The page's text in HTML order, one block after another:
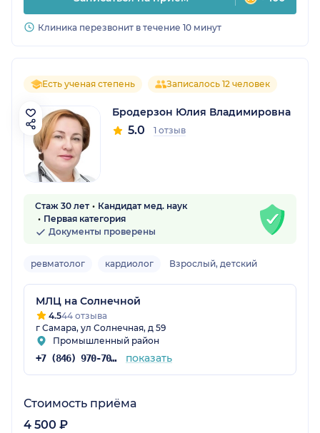
Клиника перезвонит в течение 10 минут
Есть ученая степень Записалось 12 человек
Бродерзон Юлия Владимировна
5.0 1 отзыв
Стаж 30 лет
Кандидат мед. наук
Первая категория
Документы проверены
ревматолог кардиолог Взрослый, детский
МЛЦ на Солнечной
4.544 отзыва
г Самара, ул Солнечная, д 59
Промышленный район
+7 (846) 970-70-83 показать
Стоимость приёма
4 500 ₽